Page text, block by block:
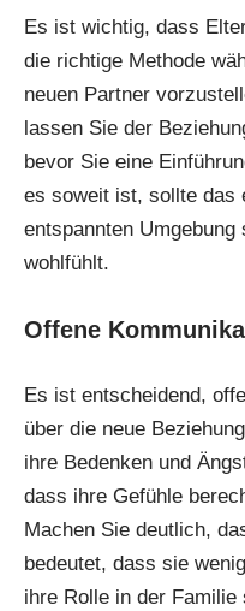
Es ist wichtig, dass
die richtige Methode
neuen Partner
lassen Sie der
bevor Sie eine
es soweit ist, sollte das
entspannten
wohlfühlt.
Offene
Es ist entscheidend,
über die neue
ihre Bedenken und
dass ihre Gefühle
Machen Sie deutlich,
bedeutet, dass sie
ihre Rolle in der Familie